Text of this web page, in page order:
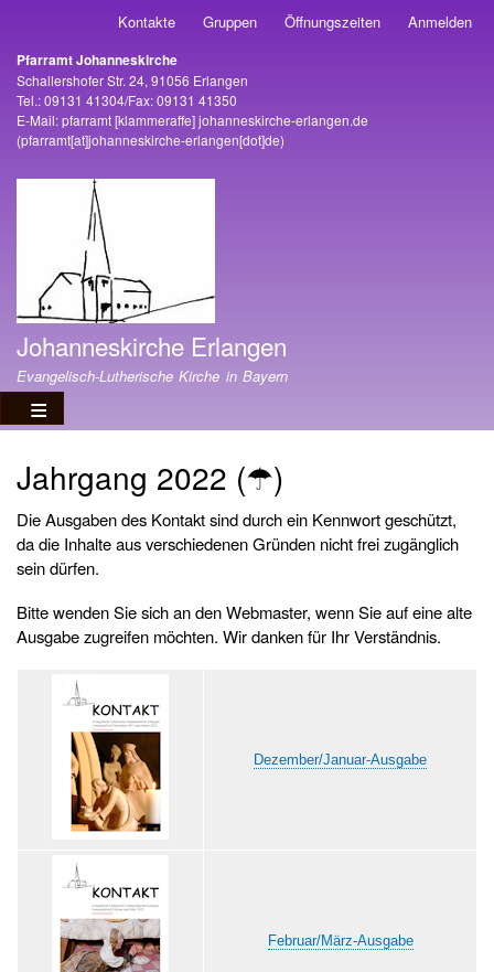
Kontakte Gruppen Öffnungszeiten Anmelden
Adresse
Pfarramt Johanneskirche
Schallershofer Str. 24, 91056 Erlangen
Tel.: 09131 41304/Fax: 09131 41350
E-Mail:pfarramt[klammeraffe]johanneskirche-erlangen.de
(pfarramt[at]johanneskirche-erlangen[dot]de)
Johanneskirche Erlangen
Evangelisch-Lutherische Kirche in Bayern
Jahrgang 2022 (☂)
Die Ausgaben des Kontakt sind durch ein Kennwort geschützt,
da die Inhalte aus verschiedenen Gründen nicht frei zugänglich
sein dürfen.
Bitte wenden Sie sich an den Webmaster, wenn Sie auf eine alte
Ausgabe zugreifen möchten. Wir danken für Ihr Verständnis.
Dezember/Januar-Ausgabe
Februar/März-Ausgabe